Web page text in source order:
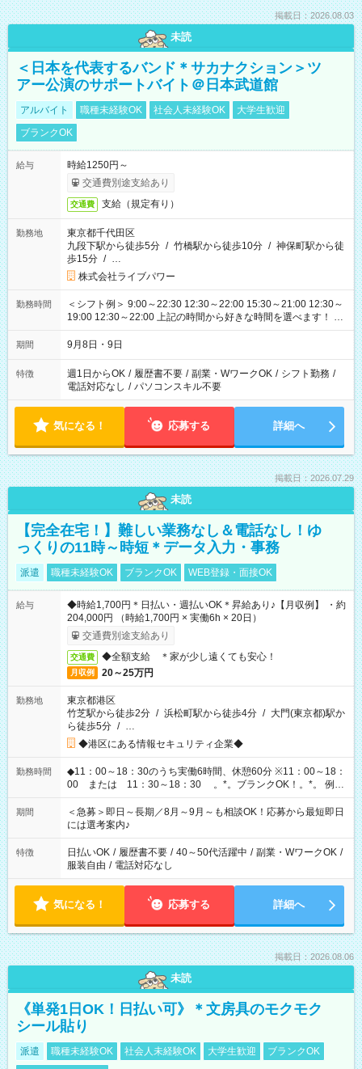
掲載日：2026.08.03
未読
＜日本を代表するバンド＊サカナクション＞ツ
アー公演のサポートバイト＠日本武道館
アルバイト 職種未経験OK 社会人未経験OK
大学生歓迎
ブランクOK
給与
時給1250円～
交通費別途支給あり
交通費 支給（規定有り）
勤務地
東京都千代田区
九段下駅から徒歩5分 / 竹橋駅から徒歩10分 / 神保町駅から徒
歩15分 / …
株式会社ライブパワー
勤務時間
＜シフト例＞ 9:00～22:30 12:30～22:00 15:30～21:00 12:30～
19:00 12:30～22:00 上記の時間から好きな時間を選べます！ ※
時間は変更となる可能性があります
期間 9月8日・9日
特徴 週1日からOK / 履歴書不要 / 副業・WワークOK / シフト勤務 /
電話対応なし / パソコンスキル不要
気になる！ 応募する 詳細へ
掲載日：2026.07.29
未読
【完全在宅！】難しい業務なし＆電話なし！ゆ
っくりの11時～時短＊データ入力・事務
派遣 職種未経験OK ブランクOK WEB登録・面接OK
給与
◆時給1,700円＊日払い・週払いOK＊昇給あり♪【月収例】 ・約
204,000円 （時給1,700円 × 実働6h × 20日）
交通費別途支給あり
交通費 ◆全額支給 ＊家が少し遠くても安心！
月収例 20～25万円
勤務地
東京都港区
竹芝駅から徒歩2分 / 浜松町駅から徒歩4分 / 大門(東京都)駅か
ら徒歩5分 / …
◆港区にある情報セキュリティ企業◆
勤務時間
◆11：00～18：30のうち実働6時間、休憩60分 ※11：00～18：
00 または 11：30～18：30 。*。ブランクOK！。*。 例え
ば前職が、 在宅/財団法人/事務/コールセンター/受付/販売/カフェ
スタッフ スイーツ販売/ホテルフロント/化粧品販売/など 様々な
業界から入社して活躍されています♪
期間
＜急募＞即日～長期／8月～9月～も相談OK！応募から最短即日
には選考案内♪
特徴 日払いOK / 履歴書不要 / 40～50代活躍中 / 副業・WワークOK /
服装自由 / 電話対応なし
気になる！ 応募する 詳細へ
掲載日：2026.08.06
未読
《単発1日OK！日払い可》＊文房具のモクモク
シール貼り
派遣 職種未経験OK 社会人未経験OK 大学生歓迎
ブランクOK